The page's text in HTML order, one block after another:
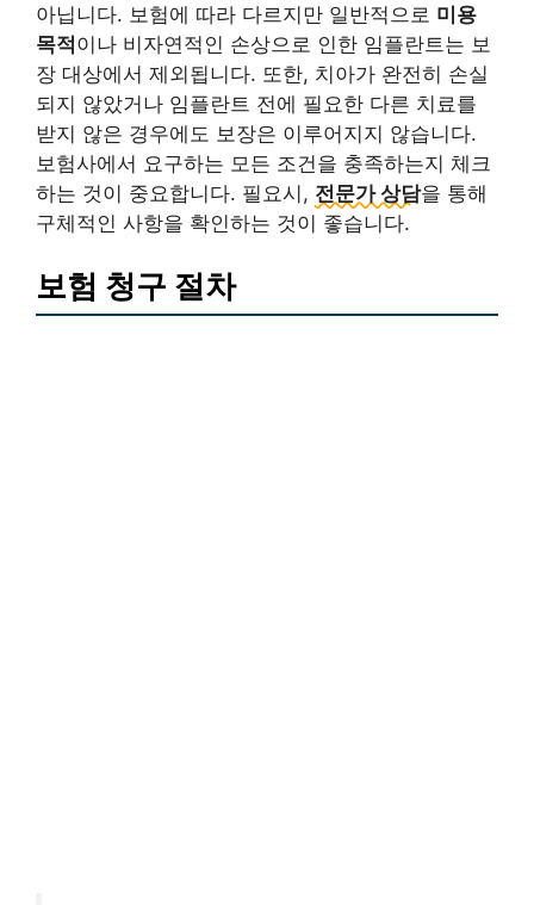
아닙니다. 보험에 따라 다르지만 일반적으로 미용
목적이나 비자연적인 손상으로 인한 임플란트는 보
장 대상에서 제외됩니다. 또한, 치아가 완전히 손실
되지 않았거나 임플란트 전에 필요한 다른 치료를
받지 않은 경우에도 보장은 이루어지지 않습니다.
보험사에서 요구하는 모든 조건을 충족하는지 체크
하는 것이 중요합니다. 필요시, 전문가 상담을 통해
구체적인 사항을 확인하는 것이 좋습니다.
보험 청구 절차